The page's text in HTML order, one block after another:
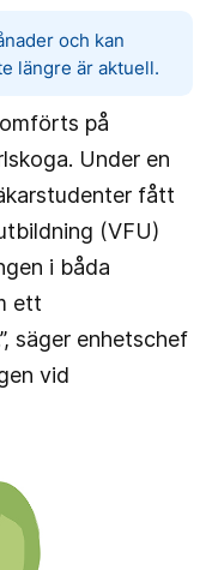
och kan
längre är aktuell.
på
Under en
fått
(VFU)
i båda
ett
säger enhetschef
vid